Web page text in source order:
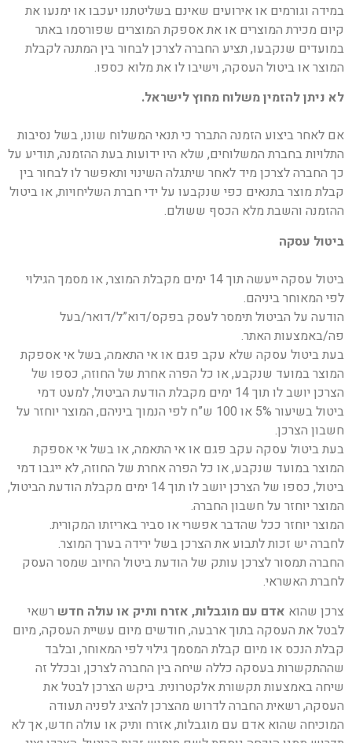
במידה וגורמים או אירועים שאינם בשליטתנו יעכבו או ימנעו את
קיום מכירת המוצרים או את אספקת המוצרים שפורסמו באתר
במועדים שנקבעו, תציע החברה לצרכן לבחור בין המתנה לקבלת
המוצר או ביטול העסקה, וישיבו לו את מלוא כספו.
לא ניתן להזמין משלוח מחוץ לישראל.
אם לאחר ביצוע הזמנה התברר כי תנאי המשלוח שונו, בשל נסיבות
התלויות בחברת המשלוחים, שלא היו ידועות בעת ההזמנה, תודיע על
כך החברה לצרכן מיד לאחר שיתגלה השינוי ותאפשר לו לבחור בין
קבלת מוצר בתנאים כפי שנקבעו על ידי חברת השליחויות, או ביטול
ההזמנה והשבת מלא הכסף ששולם.
ביטול עסקה
ביטול עסקה ייעשה תוך 14 ימים מקבלת המוצר, או מסמך הגילוי
לפי המאוחר ביניהם.
הודעה על הביטול תימסר לעסק בפקס/דוא”ל/דואר/בעל
פה/באמצעות האתר.
בעת ביטול עסקה שלא עקב פגם או אי התאמה, בשל אי אספקת
המוצר במועד שנקבע, או כל הפרה אחרת של החוזה, כספו של
הצרכן יושב לו תוך 14 ימים מקבלת הודעת הביטול, למעט דמי
ביטול בשיעור 5% או 100 ש”ח לפי הנמוך ביניהם, המוצר יוחזר על
חשבון הצרכן.
בעת ביטול עסקה עקב פגם או אי התאמה, או בשל אי אספקת
המוצר במועד שנקבע, או כל הפרה אחרת של החוזה, לא ייגבו דמי
ביטול, כספו של הצרכן יושב לו תוך 14 ימים מקבלת הודעת הביטול,
המוצר יוחזר על חשבון החברה.
המוצר יוחזר ככל שהדבר אפשרי או סביר באריזתו המקורית.
לחברה יש זכות לתבוע את הצרכן בשל ירידה בערך המוצר.
החברה תמסור לצרכן עותק של הודעת ביטול החיוב שמסר העסק
לחברת האשראי.
צרכן שהוא אדם עם מוגבלות, אזרח ותיק או עולה חדש רשאי
לבטל את העסקה בתוך ארבעה, חודשים מיום עשיית העסקה, מיום
קבלת הנכס או מיום קבלת המסמך גילוי לפי המאוחר, ובלבד
שההתקשרות בעסקה כללה שיחה בין החברה לצרכן, ובכלל זה
שיחה באמצעות תקשורת אלקטרונית. ביקש הצרכן לבטל את
העסקה, רשאית החברה לדרוש מהצרכן להציג לפניה תעודה
המוכיחה שהוא אדם עם מוגבלות, אזרח ותיק או עולה חדש, אך לא